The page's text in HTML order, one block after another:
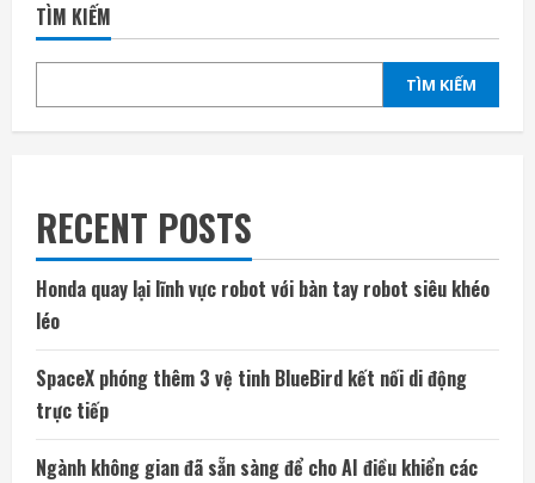
TÌM KIẾM
TÌM KIẾM
RECENT POSTS
Honda quay lại lĩnh vực robot với bàn tay robot siêu khéo
léo
SpaceX phóng thêm 3 vệ tinh BlueBird kết nối di động
trực tiếp
Ngành không gian đã sẵn sàng để cho AI điều khiển các